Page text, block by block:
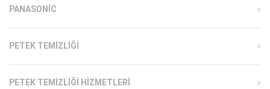
PANASONIC
PETEK TEMIZLIĞI
PETEK TEMIZLIĞI HIZMETLERI